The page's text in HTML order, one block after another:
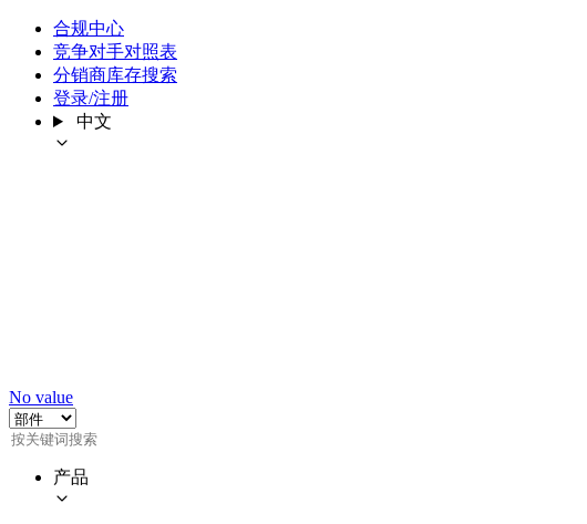
合规中心
竞争对手对照表
分销商库存搜索
登录/注册
中文
No value
产品